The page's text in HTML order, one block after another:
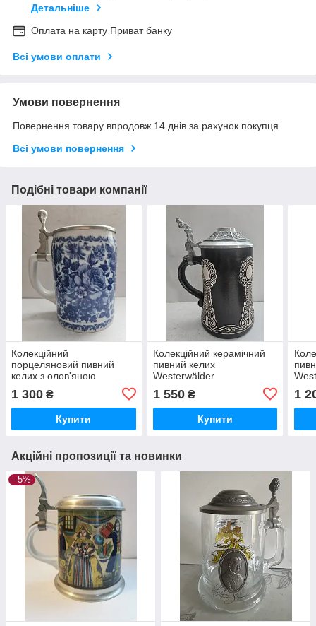
Детальніше
Оплата на карту Приват банку
Всі умови оплати
Умови повернення
Повернення товару впродовж 14 днів за рахунок покупця
Всі умови повернення
Подібні товари компанії
Колекційний
порцеляновий пивний
келих з олов'яною
1 300 ₴
Купити
Колекційний керамічний
пивний келих
Westerwälder
1 550₴
Купити
1
Акційні пропозиції та новинки
–5%